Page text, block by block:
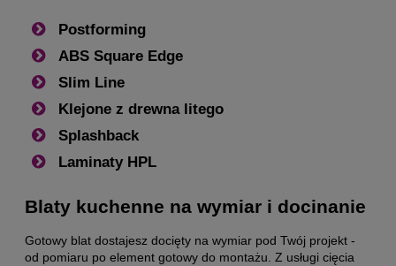
Postforming
ABS Square Edge
Slim Line
Klejone z drewna litego
Splashback
Laminaty HPL
Blaty kuchenne na wymiar i docinanie
Gotowy blat dostajesz docięty na wymiar pod Twój projekt -
od pomiaru po element gotowy do montażu. Z usługi cięcia